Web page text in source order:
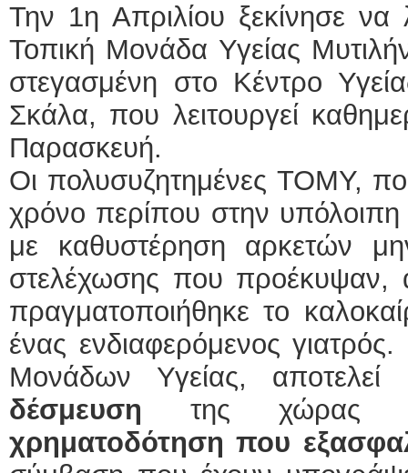
Την 1η Απριλίου ξεκίνησε να
Τοπική Μονάδα Υγείας
στεγασμένη στο Κέντρο
Σκάλα, που λειτουργεί
Παρασκευή.
Οι πολυσυζητημένες ΤΟΜΥ,
χρόνο περίπου στην
με καθυστέρηση αρκετών
στελέχωσης που προέκυψαν,
πραγματοποιήθηκε το
ένας ενδιαφερόμενος
Μονάδων Υγείας,
δέσμευση της χώρας
χρηματοδότηση που